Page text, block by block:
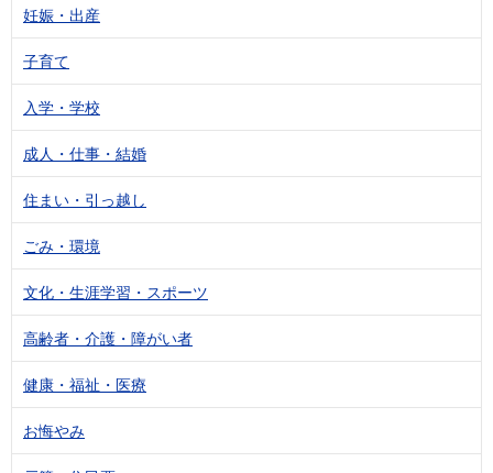
妊娠・出産
子育て
入学・学校
成人・仕事・結婚
住まい・引っ越し
ごみ・環境
文化・生涯学習・スポーツ
高齢者・介護・障がい者
健康・福祉・医療
お悔やみ